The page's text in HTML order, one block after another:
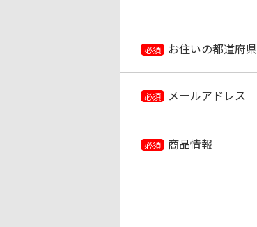
必須 お住いの都道府県
必須 メールアドレス
必須 商品情報